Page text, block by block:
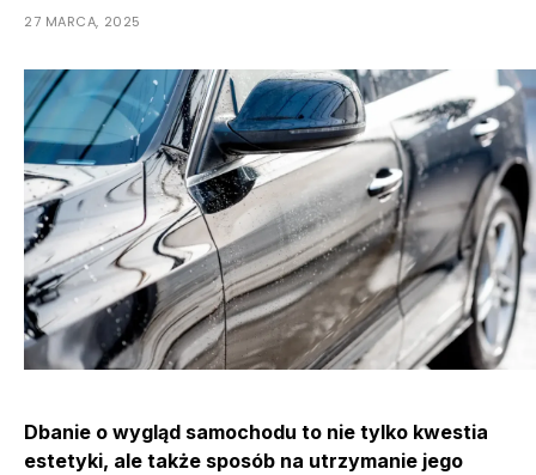
27 MARCA, 2025
Dbanie o wygląd samochodu to nie tylko kwestia
estetyki, ale także sposób na utrzymanie jego